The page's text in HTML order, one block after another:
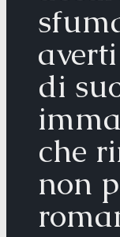
di
che
non